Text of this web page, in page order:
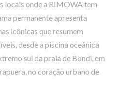
locais onde a RIMOWA tem
permanente apresenta
icônicas que resumem
desde a piscina oceânica
sul da praia de Bondi, em
no coração urbano de